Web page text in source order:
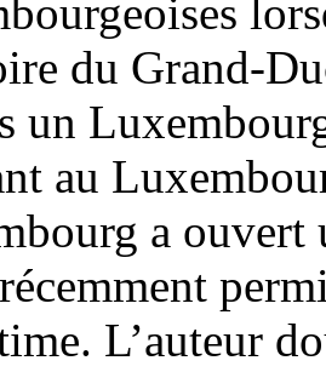
du Grand-
un
au
a ouvert
L’auteur